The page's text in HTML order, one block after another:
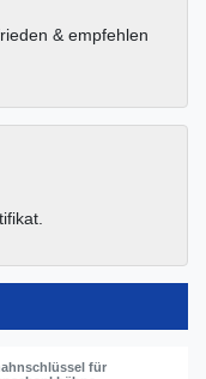
& empfehlen
für